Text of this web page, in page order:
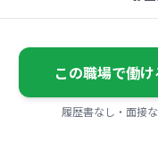
この職場で働け
履歴書なし・面接